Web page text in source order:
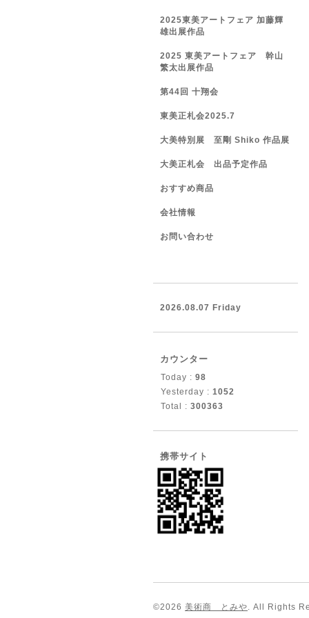
2025東美アートフェア 加藤輝
雄出展作品
2025 東美アートフェア 幹山
繁太出展作品
第44回 十翔会
東美正札会2025.7
大美特別展 至剛 Shiko 作品展
大美正札会 出品予定作品
おすすめ商品
会社情報
お問い合わせ
2026.08.07 Friday
カウンター
Today : 98
Yesterday : 1052
Total : 300363
携帯サイト
©2026 美術商 とみや. All Rights